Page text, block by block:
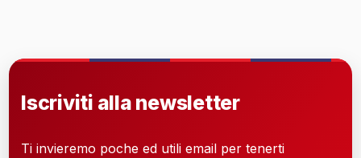
Iscriviti alla newsletter
Ti invieremo poche ed utili email per tenerti